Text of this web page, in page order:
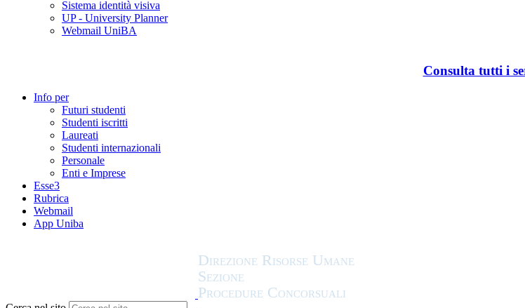
Sistema identità visiva
UP - University Planner
Webmail UniBA
Consulta tutti i
Info per
Futuri studenti
Studenti iscritti
Laureati
Studenti internazionali
Personale
Enti e Imprese
Esse3
Rubrica
Webmail
App Uniba